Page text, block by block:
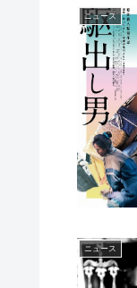
ニュース
ニュース